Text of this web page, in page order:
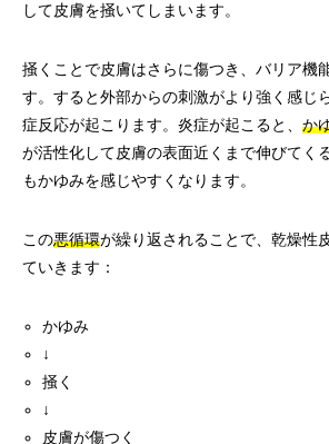
して皮膚を掻いてしまいます。
掻くことで皮膚はさらに傷つき、バリア機
す。すると外部からの刺激がより強く感じ
症反応が起こります。炎症が起こると、 か
が活性化して皮膚の表面近くまで伸びてく
もかゆみを感じやすくなります。
この悪循環が繰り返されることで、乾燥性
ていきます：
かゆみ
↓
掻く
↓
皮膚が傷つく